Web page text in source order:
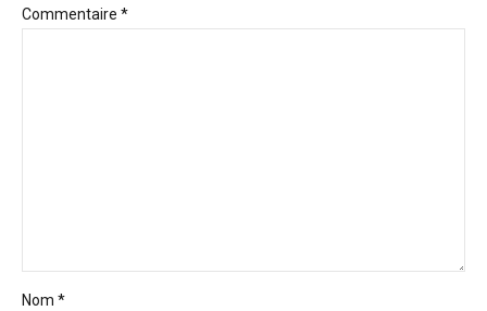
Commentaire *
Nom *